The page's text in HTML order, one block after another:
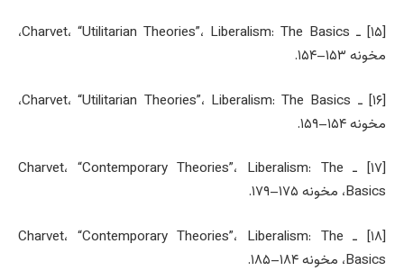
[۱۵] ـ Charvet، “Utilitarian Theories”، Liberalism: The Basics،
مخونه ۱۵۳–۱۵۴.
[۱۶] ـ Charvet، “Utilitarian Theories”، Liberalism: The Basics،
مخونه ۱۵۴–۱۵۹.
[۱۷] ـ Charvet، “Contemporary Theories”، Liberalism: The
Basics، مخونه ۱۷۵–۱۷۹.
[۱۸] ـ Charvet، “Contemporary Theories”، Liberalism: The
Basics، مخونه ۱۸۴–۱۸۵.